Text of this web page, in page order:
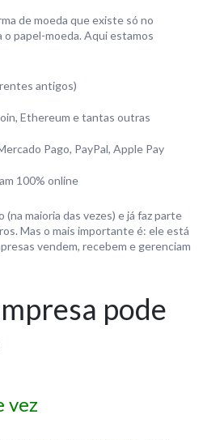
de moeda que existe só no
papel-moeda. Aqui estamos
antigos)
Ethereum e tantas outras
Pago, PayPal, Apple Pay
100% online
maioria das vezes) e já faz parte
Mas o mais importante é: ele está
vendem, recebem e gerenciam
pode
vez